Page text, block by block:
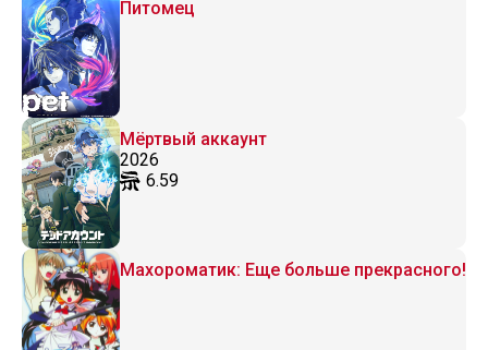
Питомец
Мёртвый аккаунт
2026
6.59
Махороматик: Еще больше прекрасного!